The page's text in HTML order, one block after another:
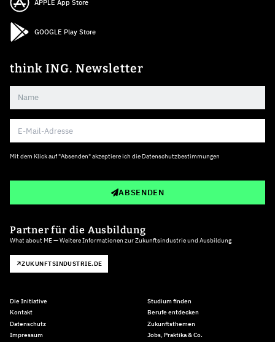
APPLE App Store
GOOGLE Play Store
think ING. Newsletter
Mit dem Klick auf "Absenden" akzeptiere ich die Datenschutzbestimmungen
ABSENDEN
Partner für die Ausbildung
What about ME — Weitere Informationen zur Zukunftsindustrie und Ausbildung
ZUKUNFTSINDUSTRIE.DE
Die Initiative
Kontakt
Datenschutz
Impressum
Studium finden
Berufe entdecken
Zukunftsthemen
Jobs, Praktika & Co.